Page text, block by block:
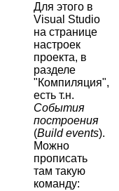
Для этого в
Visual Studio
на странице
настроек
проекта, в
разделе
"Компиляция",
есть т.н.
События
построения
(Build events).
Можно
прописать
там такую
команду: